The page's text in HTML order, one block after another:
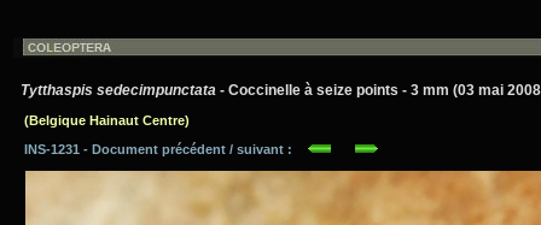
Tytthaspis sedecimpunctata - Coccinelle à seize points - 3 mm (03 mai
(Belgique Hainaut Centre)
INS-1231 - Document précédent / suivant :